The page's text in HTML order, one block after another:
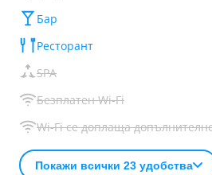
Бар
Ресторант
SPA
Безплатен Wi-Fi
Wi-Fi се доплаща
Покажи всички 23 удобства